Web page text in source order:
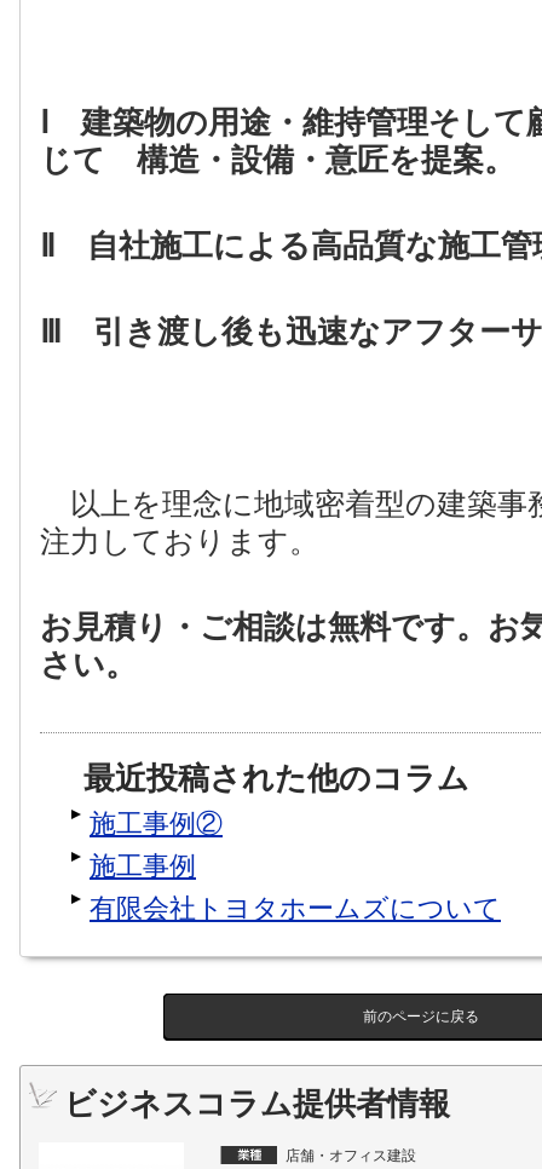
Ⅰ 建築物の用途・維持管理そして
じて 構造・設備・意匠を提案。
Ⅱ 自社施工による高品質な施工管
Ⅲ 引き渡し後も迅速なアフター
以上を理念に地域密着型の建築事
注力しております。
お見積り・ご相談は無料です。お
さい。
最近投稿された他のコラム
施工事例②
施工事例
有限会社トヨタホームズについて
前のページに戻る
ビジネスコラム提供者情報
店舗・オフィス建設